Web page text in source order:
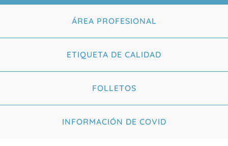
ÁREA PROFESIONAL
ETIQUETA DE CALIDAD
FOLLETOS
INFORMACIÓN DE COVID